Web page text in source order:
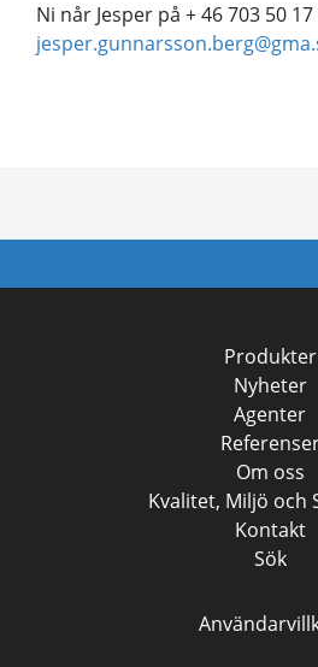
Ni når Jesper på + 46 703 50
Produkter
Nyheter
Agenter
Om oss
Kvalitet, Miljö och
Kontakt
Sök